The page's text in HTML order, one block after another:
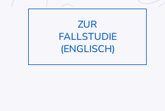
ZUR
FALLSTUDIE
(ENGLISCH)